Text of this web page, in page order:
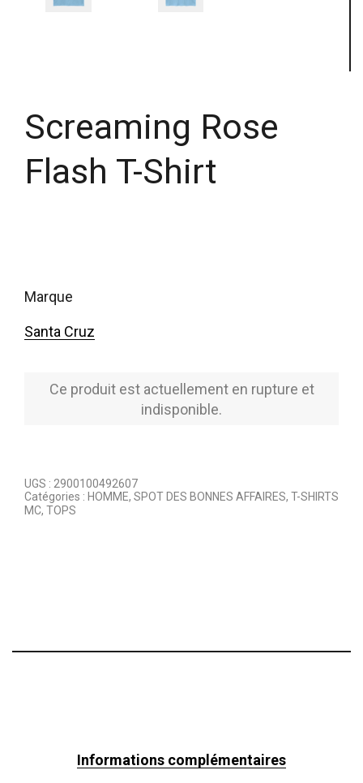
Screaming Rose
Flash T-Shirt
marque
Santa Cruz
Ce produit est actuellement en rupture et
indisponible.
UGS : 2900100492607
Catégories : HOMME, SPOT DES BONNES AFFAIRES, T-SHIRTS
MC, TOPS
Informations complémentaires